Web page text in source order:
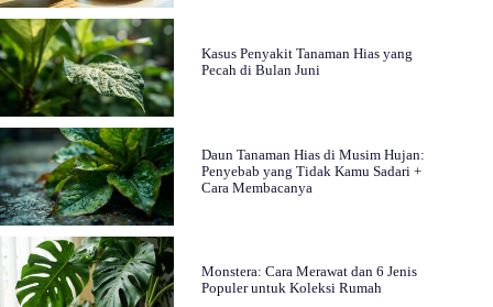
Kasus Penyakit Tanaman Hias yang
Pecah di Bulan Juni
Daun Tanaman Hias di Musim Hujan:
Penyebab yang Tidak Kamu Sadari +
Cara Membacanya
Monstera: Cara Merawat dan 6 Jenis
Populer untuk Koleksi Rumah